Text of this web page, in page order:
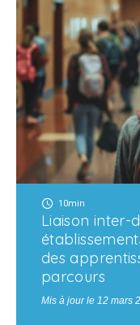
10min
Liaison inter-
des
parcours
Mis à jour le 12 mars